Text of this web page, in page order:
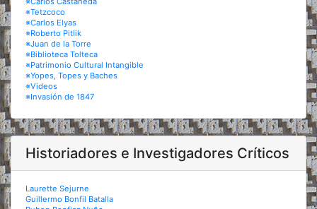
※Tetzcoco
※Carlos Elyas
※Roberto Pitlik
※Juan de la Torre
※Biblioteca Tolteca
※Patrimonio Cultural Intangible
※Yopes, Topes y Baches
※Videos
※Invasión de 1847
Historiadores e Investigadores Críticos
Laurette Sejurne
Guillermo Bonfil Batalla